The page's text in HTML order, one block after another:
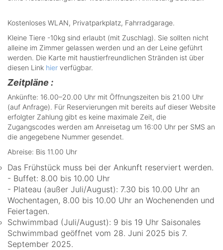
Kostenloses WLAN, Privatparkplatz, Fahrradgarage.
Kleine Tiere -10kg sind erlaubt (mit Zuschlag). Sie sollten nicht
alleine im Zimmer gelassen werden und an der Leine geführt
werden. Die Karte mit haustierfreundlichen Stränden ist über
diesen Link hier verfügbar.
Zeitpläne :
Ankünfte: 16.00–20.00 Uhr mit Öffnungszeiten bis 21.00 Uhr
(auf Anfrage). Für Reservierungen mit bereits auf dieser Website
erfolgter Zahlung gibt es keine maximale Zeit, die
Zugangscodes werden am Anreisetag um 16:00 Uhr per SMS an
die angegebene Nummer gesendet.
Abreise: Bis 11.00 Uhr
Das Frühstück muss bei der Ankunft reserviert werden.
- Buffet: 8.00 bis 10.00 Uhr
- Plateau (außer Juli/August): 7.30 bis 10.00 Uhr an
Wochentagen, 8.00 bis 10.00 Uhr an Wochenenden und
Feiertagen.
Schwimmbad (Juli/August): 9 bis 19 Uhr Saisonales
Schwimmbad geöffnet vom 28. Juni 2025 bis 7.
September 2025.